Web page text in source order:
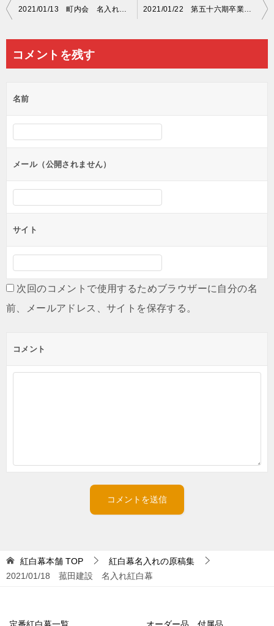
投
ビ
ー
シ
ョ
ン
2021/01/13 町内会 名入れ紅白幕 2021/01/22 第五十六期卒業生一同 名入れ紅白幕
コメントを残す
名前
メール（公開されません）
サイト
次回のコメントで使用するためブラウザーに自分の名
前、メールアドレス、サイトを保存する。
コメント
紅白幕本舗 TOP
紅白幕名入れの原稿集
2021/01/18 菰田建設 名入れ紅白幕
定番紅白幕一覧 オーダー品、付属品